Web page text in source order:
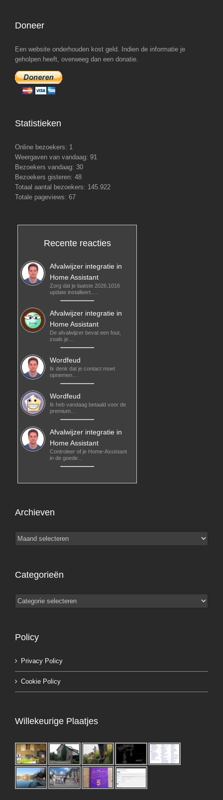
Doneer
Een website onderhouden kost geld. Indien de informatie je
geholpen heeft, overweeg dan een donatie.
Statistieken
Online bezoekers: 1
Weergaven van vandaag: 91
Bezoekers vandaag: 30
Bezoekers gisteren: 48
Totaal aantal bezoekers: 145.922
Totale pageviews: 67
Recente reacties
Afvalwijzer integratie in
Home Assistant
Zorg dat je laatste 2026.1016
update installeert.…
Afvalwijzer integratie in
Home Assistant
De afvalwijzer bevat een fout,
zoals je…
Wordfeud
Ik denk dat je contact moet
opnemen…
Wordfeud
Ik heb vandaag betaald voor de
premium…
Afvalwijzer integratie in
Home Assistant
Controleer of je Home-Assistant
in de goede…
Archieven
Archieven
Categorieën
Categorieën
Policy
Privacy Policy
Cookie Policy
Willekeurige Plaatjes